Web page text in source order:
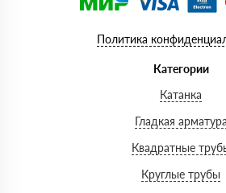
Политика
Категории
Катанка
Гладкая арматура
Квадратные
Круглые трубы